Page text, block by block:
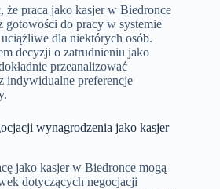
że praca jako kasjer w Biedronce
gotowości do pracy w systemie
dla niektórych osób.
decyzji o zatrudnieniu jako
przeanalizować
indywidualne preferencje
wynagrodzenia jako kasjer
jako kasjer w Biedronce mogą
dotyczących negocjacji